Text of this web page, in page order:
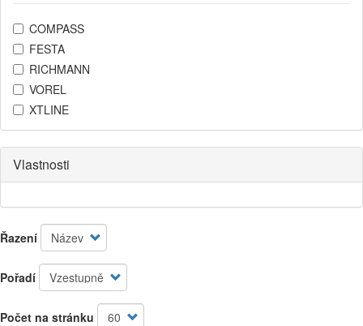
COMPASS
FESTA
RICHMANN
VOREL
XTLINE
Vlastnosti
Řazení
Pořadí
Počet na stránku